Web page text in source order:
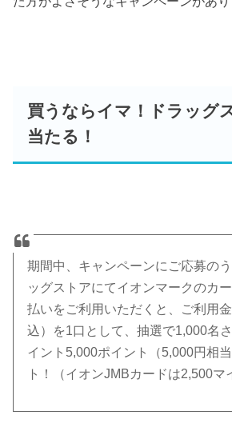
買うならイマ！ドラッグ
当たる！
期間中、キャンペーンにご応募の
ッグストアにてイオンマークのカ
払いをご利用いただくと、ご利用
込）を1口として、抽選で1,000名
イント5,000ポイント（5,000円相
ト！（イオンJMBカードは2,500マ